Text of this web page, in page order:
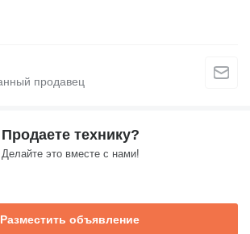
Продаете технику?
Делайте это вместе с нами!
Разместить объявление